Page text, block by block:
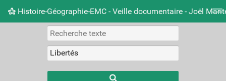
Histoire-Géographie-EMC - Veille documentaire - Joël
Nuage de tags Mur d'images